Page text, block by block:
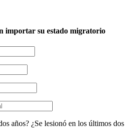
importar su estado migratorio
años? ¿Se lesionó en los últimos dos